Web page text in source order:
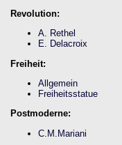
Revolution:
A. Rethel
E. Delacroix
Freiheit:
Allgemein
Freiheitsstatue
Postmoderne:
C.M.Mariani